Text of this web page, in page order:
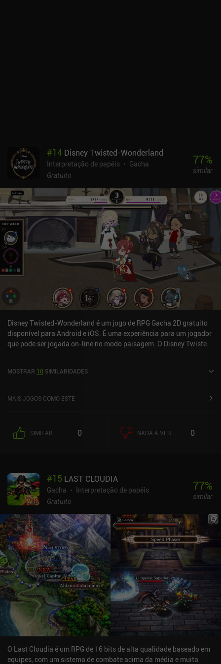
maior ponto negativo do jogo. Recebemos uma quantidade
razoável de recursos como jogadores gratuitos, mas as taxas de
extração de gacha são muito baixas. Portanto, só jogue se você
gostar de RPGs com gacha.
#14 Disney Twisted-Wonderland
Interpretação de papéis
Gacha
Gratuito
77%
similar
Disney Twisted-Wonderland é um jogo de RPG Gacha 2D gratuito
disponível para Android e iOS. É uma experiência para um jogador
que pode ser jogada on-line no modo paisagem. O Disney Twisted-
App Store.
MOSTRAR 10 SIMILARIDADES
MAIS JOGOS COMO ESTE
SIMILAR 0 NADA A VER 0
#15 LAST CLOUDIA
Gacha
Interpretação de papéis
Gratuito
77%
similar
O Last Cloudia é um RPG de 16 bits de alta qualidade baseado em
equipes, com um sistema de combate acima da média e muita